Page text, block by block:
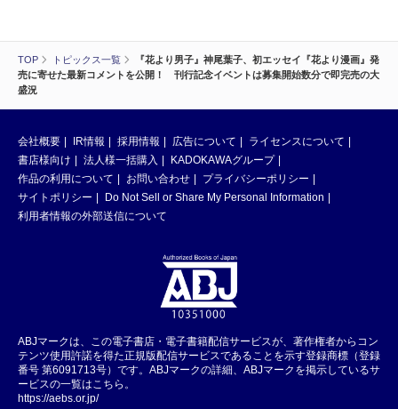
TOP トピックス一覧
『花より男子』神尾葉子、初エッセイ『花より漫画』発
売に寄せた最新コメントを公開！ 刊行記念イベントは募集開始数分で即完売の大
盛況
会社概要 IR情報 採用情報 広告について
ライセンスについて
書店様向け
法人様一括購入
KADOKAWAグループ
作品の利用について
お問い合わせ
プライバシーポリシー
サイトポリシー
Do Not Sell or Share My Personal Information
利用者情報の外部送信について
ABJマークは、この電子書店・電子書籍配信サービスが、著作権者からコン
テンツ使用許諾を得た正規版配信サービスであることを示す登録商標（登録
番号 第6091713号）です。ABJマークの詳細、ABJマークを掲示しているサ
ービスの一覧はこちら。
https://aebs.or.jp/